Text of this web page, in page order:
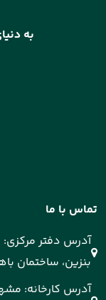
به
تماس با ما
بنزین، ساختمان باهران،